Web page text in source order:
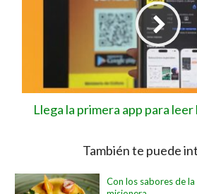
Llega la primera app para
También te puede
Con los sabores de la